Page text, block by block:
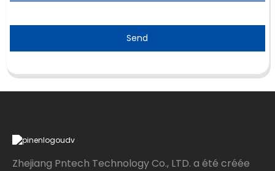
Send
Zhejiang Pntech Technology Co., LTD. a été créée